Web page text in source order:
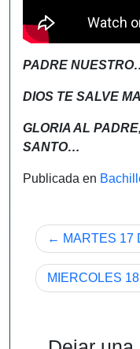
PADRE
DIOS TE SALVE
GLORIA AL
SANTO…
Publicada en
Navegación
de
entradas
MARTES 17
MIERCOLES